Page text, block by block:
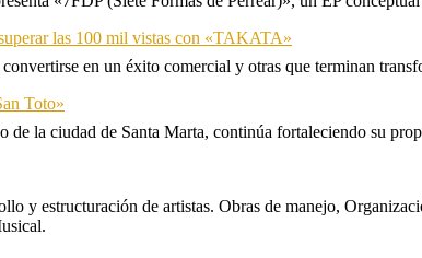
las 100 mil vistas con «TAKATA»
en un éxito comercial y otras que terminan
Toto»
de la ciudad de Santa Marta, continúa fortaleciendo su
y estructuración de artistas. Obras de manejo,